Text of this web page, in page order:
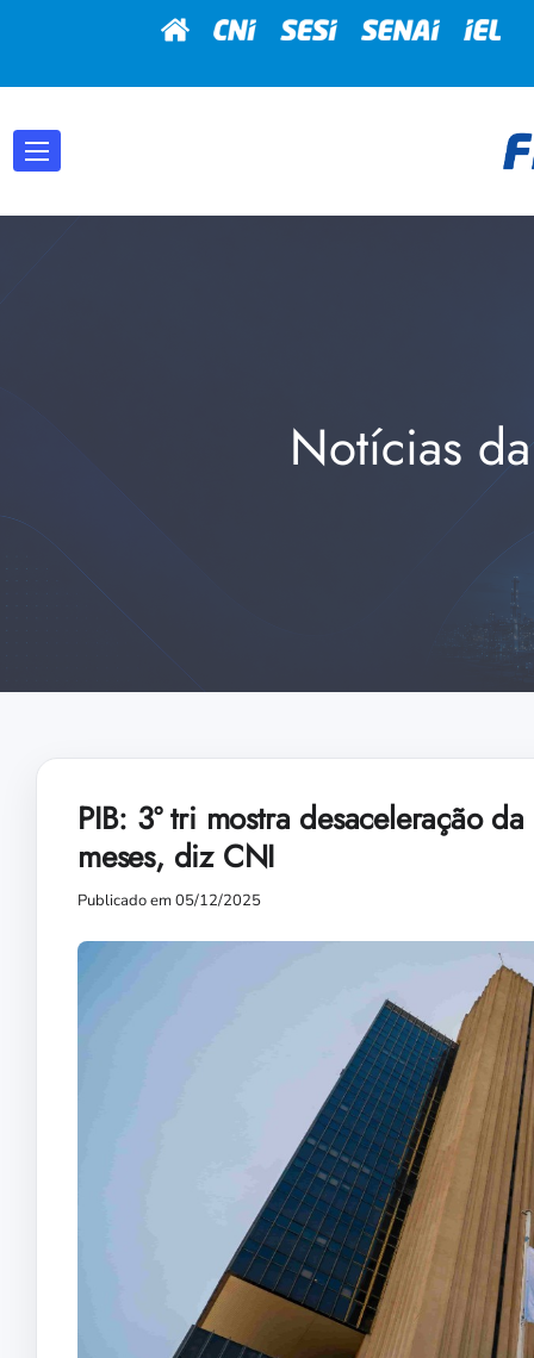
Notícias
PIB: 3º tri mostra desaceleração
meses, diz CNI
Publicado em 05/12/2025